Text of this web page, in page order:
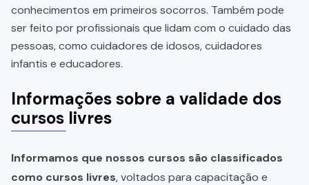
conhecimentos em primeiros socorros. Também pode
ser feito por profissionais que lidam com o cuidado das
pessoas, como cuidadores de idosos, cuidadores
infantis e educadores.
Informações sobre a validade dos
cursos livres
Informamos que nossos cursos são classificados
como cursos livres, voltados para capacitação e